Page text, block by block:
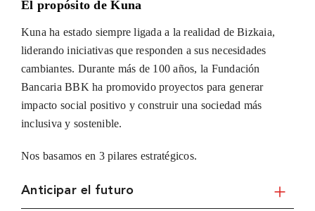
El propósito de Kuna
Kuna ha estado siempre ligada a la realidad de Bizkaia,
liderando iniciativas que responden a sus necesidades
cambiantes. Durante más de 100 años, la Fundación
Bancaria BBK ha promovido proyectos para generar
impacto social positivo y construir una sociedad más
inclusiva y sostenible.
Nos basamos en 3 pilares estratégicos.
Anticipar el futuro